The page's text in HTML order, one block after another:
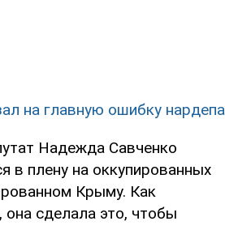
на главную ошибку нардепа
Надежда Савченко
в плену на оккупированных
Крыму. Как
она сделала это, чтобы